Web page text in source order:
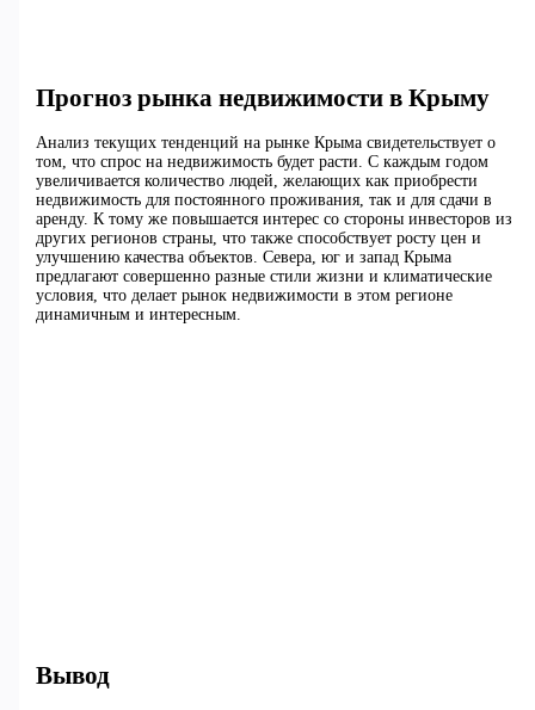
Прогноз рынка недвижимости в Крыму
Анализ текущих тенденций на рынке Крыма свидетельствует о
том, что спрос на недвижимость будет расти. С каждым годом
увеличивается количество людей, желающих как приобрести
недвижимость для постоянного проживания, так и для сдачи в
аренду. К тому же повышается интерес со стороны инвесторов из
других регионов страны, что также способствует росту цен и
улучшению качества объектов. Севера, юг и запад Крыма
предлагают совершенно разные стили жизни и климатические
условия, что делает рынок недвижимости в этом регионе
динамичным и интересным.
Вывод